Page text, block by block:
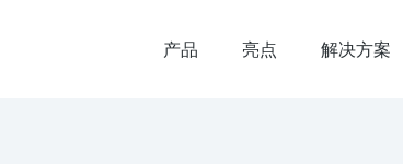
产品 亮点 解决方案